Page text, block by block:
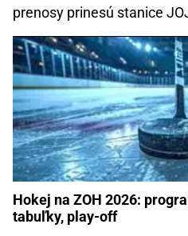
prenosy prinesú stanice
Hokej na ZOH 2026:
tabuľky, play-off